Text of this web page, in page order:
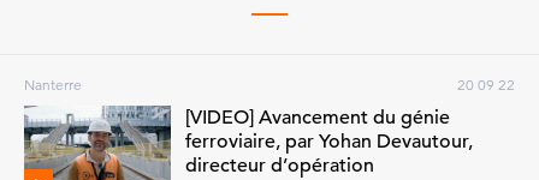
Nanterre 20 09 22
[VIDEO] Avancement du génie
ferroviaire, par Yohan Devautour,
directeur d’opération